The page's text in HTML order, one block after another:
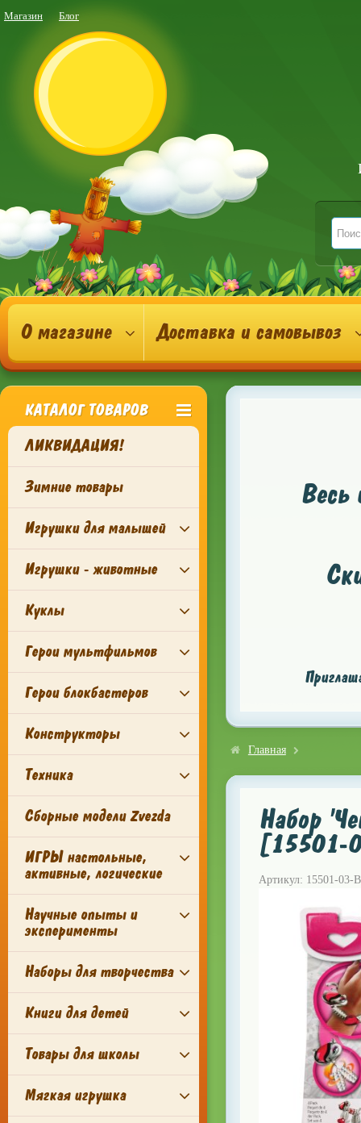
Магазин Блог
О магазине Доставка и самовывоз
КАТАЛОГ ТОВАРОВ
ЛИКВИДАЦИЯ!
Зимние товары
Игрушки для малышей
Игрушки - животные
Куклы
Герои мультфильмов
Герои блокбастеров
Конструкторы
Техника
Сборные модели Zvezda
ИГРЫ настольные,
активные, логические
Научные опыты и
эксперименты
Наборы для творчества
Книги для детей
Товары для школы
Мягкая игрушка
Весь
Главная
Набор
[15501-
Артикул: 15501-03-